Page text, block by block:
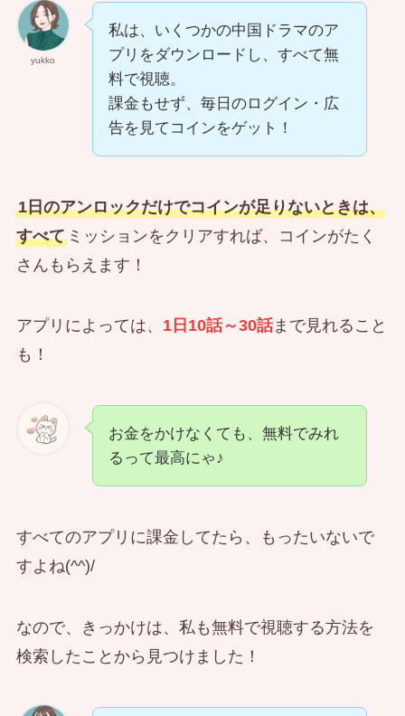
yukko
私は、いくつかの中国ドラマのア
プリをダウンロードし、すべて無
料で視聴。
課金もせず、毎日のログイン・広
告を見てコインをゲット！
1日のアンロックだけでコインが足りないときは、
すべてミッションをクリアすれば、コインがたく
さんもらえます！
アプリによっては、 1日10話～30話まで見れること
も！
お金をかけなくても、無料でみれ
るって最高にゃ♪
すべてのアプリに課金してたら、もったいないで
すよね(^^)/
なので、きっかけは、私も無料で視聴する方法を
検索したことから見つけました！